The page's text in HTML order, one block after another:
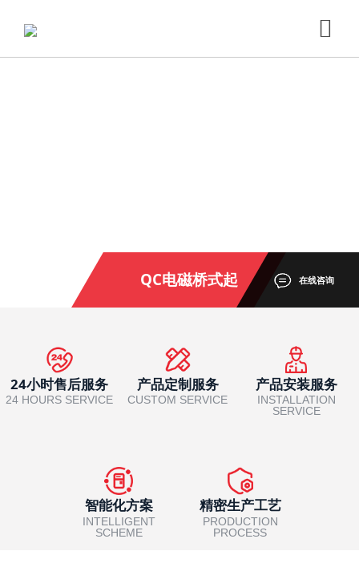
QC电磁桥式起 在线咨询
24小时售后服务
24 HOURS SERVICE
产品定制服务
CUSTOM SERVICE
产品安装服务
INSTALLATION
SERVICE
智能化方案
INTELLIGENT
SCHEME
精密生产工艺
PRODUCTION
PROCESS